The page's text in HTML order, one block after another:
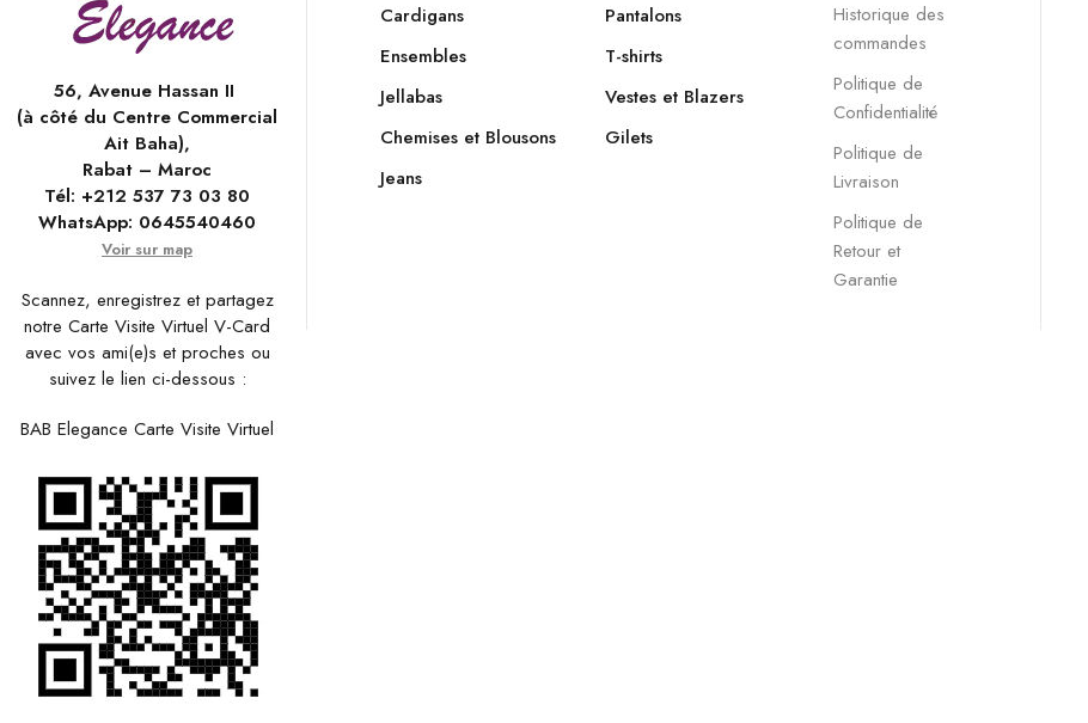
56, Avenue Hassan II
(à côté du Centre Commercial
Ait Baha),
Rabat – Maroc
Tél: +212 537 73 03 80
WhatsApp: 0645540460
Voir sur map
Scannez, enregistrez et partagez
notre Carte Visite Virtuel V-Card
avec vos ami(e)s et proches ou
suivez le lien ci-dessous :
BAB Elegance Carte Visite Virtuel
Cardigans
Ensembles
Jellabas
Chemises et Blousons
Jeans
Pantalons
T-shirts
Vestes et Blazers
Gilets
Historique des
commandes
Politique de
Confidentialité
Politique de
Livraison
Politique de
Retour et
Garantie